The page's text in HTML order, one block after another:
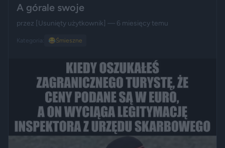
A górale swoje
przez [Usunięty użytkownik] — 6 miesięcy temu
Kategoria: 😂Śmieszne